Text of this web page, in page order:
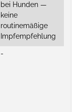
bei Hunden —
keine
routinemäßige
Impfempfehlung
-